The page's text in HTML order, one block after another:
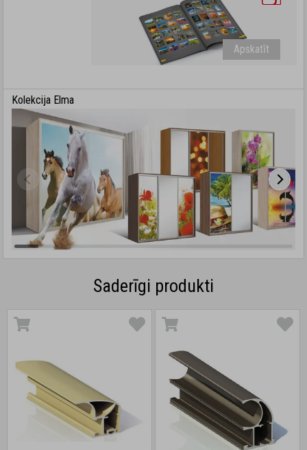
Apskatīt
Kolekcija Elma
Saderīgi produkti